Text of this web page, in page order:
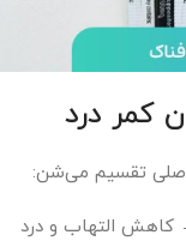
کمر درد
تقسیم می‌شن:
کاهش التهاب و درد